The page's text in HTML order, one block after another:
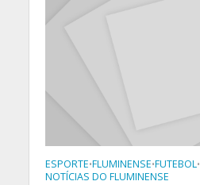
ESPORTE•FLUMINENSE•FUTEBOL•
NOTÍCIAS DO FLUMINENSE